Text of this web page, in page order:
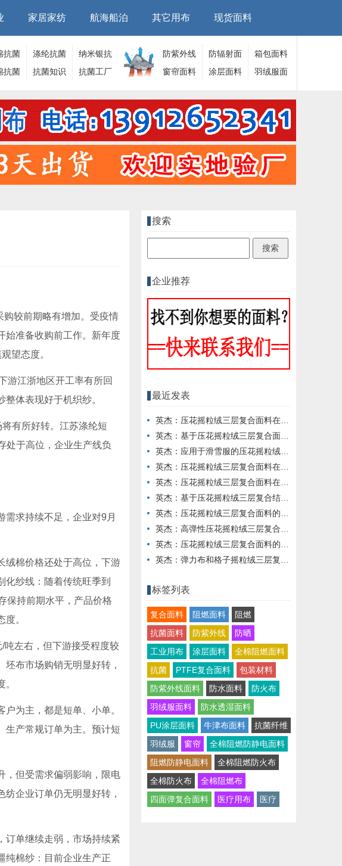
家居家纺 航海船泊 其它用布 现货面料
抗菌
涤纶抗菌
面料
纳米银抗
菌面料
抗菌
抗菌知识 抗菌工厂
防紫外线
面料
防辐射面
料
箱包面料
窗帘面料
涂层面料
羽绒服面
料
较前期略有增加。受疫情
始准备收购前工作。新年度
望态度。
江浙地区开工率有所回
体表现好于机织纱。
有所好转。江苏涤纶短
处于高位，企业生产线负
求持续不足，企业对9月
棉价格还处于高位，下游
化纱线：随着传统旺季到
保持前期水平，产品价格
。
左右，但下游接受程度较
布市场购销无明显好转，
为主，都是短单、小单。
生产常规订单为主。预计短
但受需求偏弱影响，限电
企业订单仍无明显好转，
单继续走弱，市场持续紧
纯棉纱：目前企业生产正
搜索
企业推荐
最近发表
英杰：压花摇粒绒三层复合面料在冬季户外服装中的保暖性能优化研究
英杰：基于压花摇粒绒三层复合面料的高透气防风运动服饰开发
英杰：应用于滑雪服的压花摇粒绒三层复合面料抗撕裂与耐磨性提升技术
英杰：压花摇粒绒三层复合面料在户外风衣和夹克中的应用与性能
英杰：压花摇粒绒三层复合面料在户外运动服饰中的保暖与透气性能研究
英杰：基于压花摇粒绒三层复合结构的功能性家居纺织品开发与应用
英杰：压花摇粒绒三层复合面料的抗起球性与耐磨性优化技术分析
英杰：高弹性压花摇粒绒三层复合面料在冬季童装设计中的应用实践
英杰：压花摇粒绒三层复合面料的热湿舒适性与层间结合强度协同提升工艺
英杰：弹力布和格子摇粒绒三层复合面料在修身户外夹克中的弹性与保暖协同设计
标签列表
复合面料 阻燃面料
阻燃
抗菌面料
防紫外线
防晒
工业用布
涂层面料
全棉阻燃面料
抗菌
PTFE复合面料
包装材料
防紫外线面料
防水面料
防火布
羽绒服面料
防水透湿面料
PU涂层面料
牛津布面料
抗菌纤维
羽绒服
窗帘
全棉阻燃防静电面料
阻燃防静电面料
全棉阻燃防火布
全棉防火布
全棉阻燃布
四面弹复合面料
医疗用布 医疗